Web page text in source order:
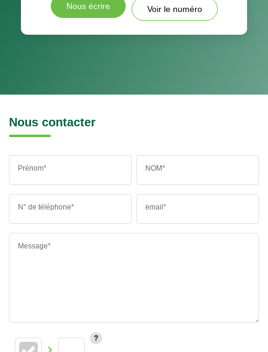
Nous écrire Voir le numéro
Nous contacter
Prénom* NOM*
N° de téléphone* email*
Message*